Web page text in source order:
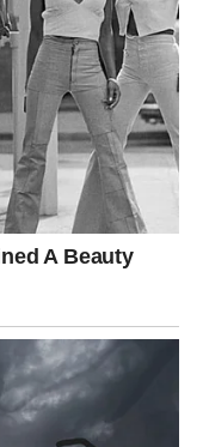
tuge i razočaranja.
velikih preokreta.
da dolazi jedno
čekali godinama.
menja život. A
mir koji nisu
konačno shvatiti da
je video svaku
i svaki trenutak